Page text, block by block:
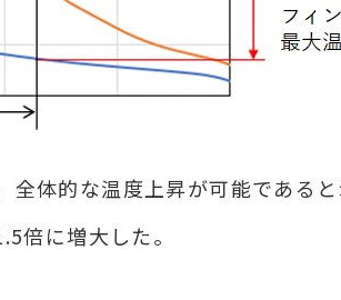
体的な温度上昇が可能であると
倍に増大した。